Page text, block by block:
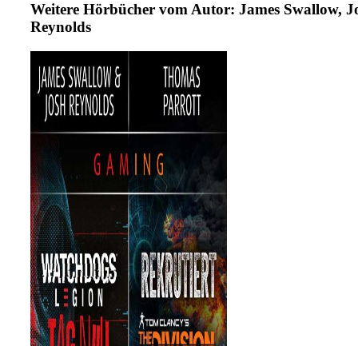
Weitere Hörbücher vom Autor: James Swallow,
Reynolds